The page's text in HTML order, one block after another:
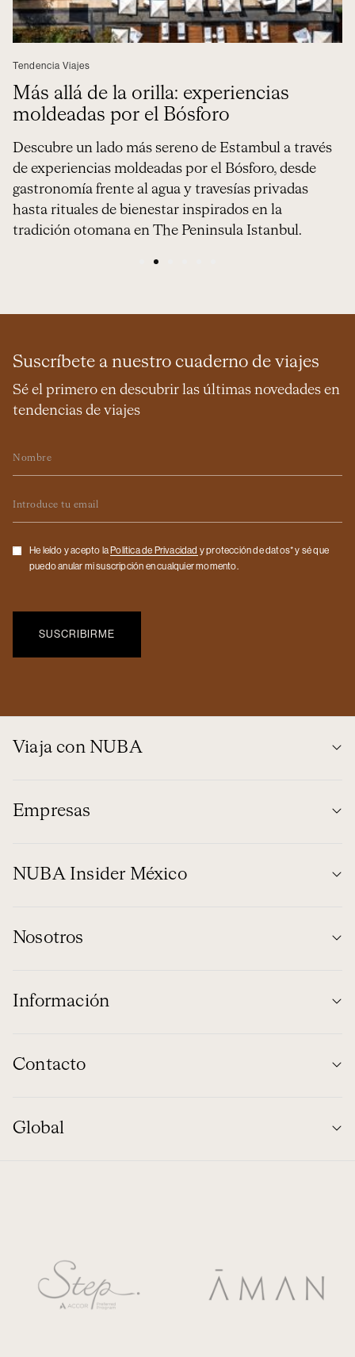
Tendencia Viajes
Más allá de la orilla: experiencias
moldeadas por el Bósforo
Descubre un lado más sereno de Estambul a través
de experiencias moldeadas por el Bósforo, desde
gastronomía frente al agua y travesías privadas
hasta rituales de bienestar inspirados en la
tradición otomana en The Peninsula Istanbul.
Suscríbete a nuestro cuaderno de viajes
Sé el primero en descubrir las últimas novedades en
tendencias de viajes
Checkbox
He leído y acepto la Politica de Privacidad y protección de datos* y sé que
puedo anular mi suscripción en cualquier momento.
Viaja con NUBA
Empresas
NUBA Insider México
Nosotros
Información
Contacto
Global